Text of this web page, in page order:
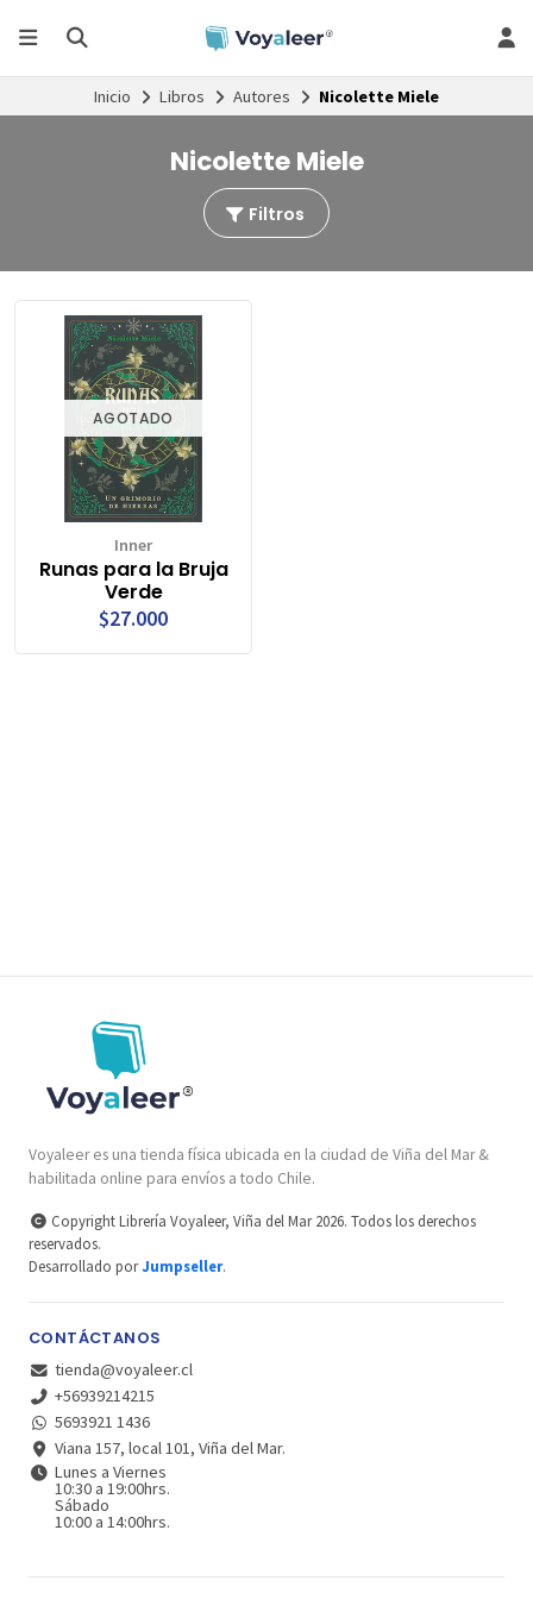
Inicio Libros Autores Nicolette Miele
Nicolette Miele
Filtros
AGOTADO
Inner
Runas para la Bruja
Verde
$27.000
Voyaleer es una tienda física ubicada en la ciudad de Viña del Mar &
habilitada online para envíos a todo Chile.
Copyright Librería Voyaleer, Viña del Mar 2026. Todos los derechos
reservados.
Desarrollado porJumpseller.
CONTÁCTANOS
tienda@voyaleer.cl
+56939214215
5693921 1436
Viana 157, local 101, Viña del Mar.
Lunes a Viernes
10:30 a 19:00hrs.
Sábado
10:00 a 14:00hrs.